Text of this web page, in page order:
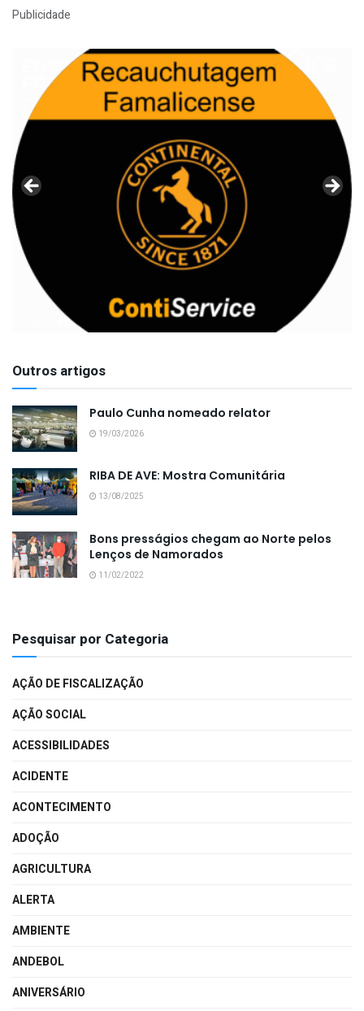
Publicidade
Outros artigos
Paulo Cunha nomeado relator
19/03/2026
RIBA DE AVE: Mostra Comunitária
13/08/2025
Bons presságios chegam ao Norte pelos
Lenços de Namorados
11/02/2022
Pesquisar por Categoria
AÇÃO DE FISCALIZAÇÃO
AÇÃO SOCIAL
ACESSIBILIDADES
ACIDENTE
ACONTECIMENTO
ADOÇÃO
AGRICULTURA
ALERTA
AMBIENTE
ANDEBOL
ANIVERSÁRIO